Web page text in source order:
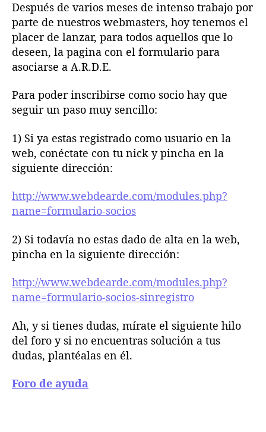
a
e
n
t
a
a
l
a
e
n
a
d
a
i
o
e
l
r
l
a
p
a
o
i
r
s
Después de varios meses de intenso trabajo por
parte de nuestros webmasters, hoy tenemos el
placer de lanzar, para todos aquellos que lo
deseen, la pagina con el formulario para
asociarse a A.R.D.E.
Para poder inscribirse como socio hay que
seguir un paso muy sencillo:
1) Si ya estas registrado como usuario en la
web, conéctate con tu nick y pincha en la
siguiente dirección:
http://www.webdearde.com/modules.php?
name=formulario-socios
2) Si todavía no estas dado de alta en la web,
pincha en la siguiente dirección:
http://www.webdearde.com/modules.php?
name=formulario-socios-sinregistro
Ah, y si tienes dudas, mírate el siguiente hilo
del foro y si no encuentras solución a tus
dudas, plantéalas en él.
Foro de ayuda